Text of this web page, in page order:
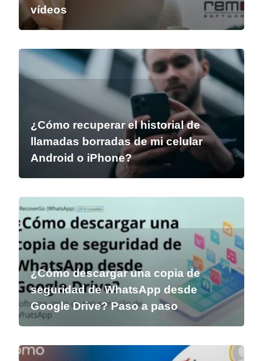
vídeos
¿Cómo recuperar el historial de
llamadas borradas de mi celular
Android o iPhone?
¿Cómo descargar una copia de
seguridad de WhatsApp desde
Google Drive? Paso a paso